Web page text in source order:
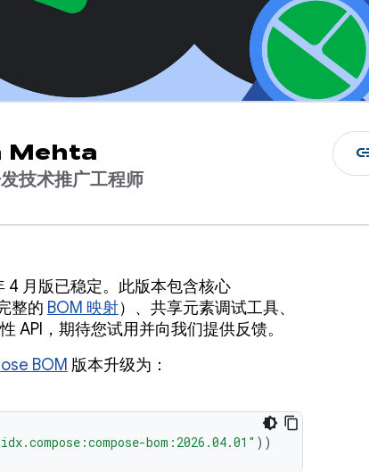
Mehta
术推广工程师
月版已稳定。此版本包含核心
整的 BOM 映射）、共享元素调试工具、
API，期待您试用并向我们提供反馈。
BOM 版本升级为：
bom:2026.04.01" ))